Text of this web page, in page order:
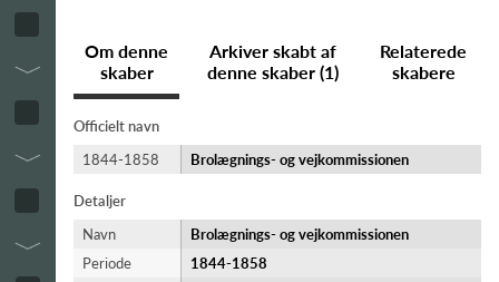
Om denne
skaber
Arkiver skabt af
denne skaber (1)
Relaterede
skabere
Officielt navn
1844-1858
Brolægnings- og vejkommissionen
Detaljer
Navn
Brolægnings- og vejkommissionen
Periode
1844-​1858